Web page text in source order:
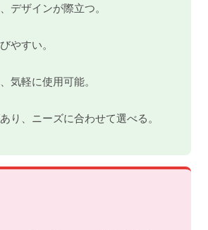
デザインが際立つ。
やすい。
気軽に使用可能。
り、ニーズに合わせて選べる。